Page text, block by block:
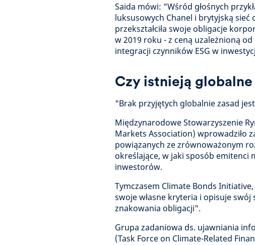
Saida mówi: "Wśród głośnych
luksusowych Chanel i brytyjską sieć
przekształciła swoje obligacje
w 2019 roku - z ceną uzależnioną
integracji czynników ESG w
Czy istnieją
"Brak przyjętych globalnie zasad
Międzynarodowe Stowarzyszenie
Markets Association) wprowadziło
powiązanych ze zrównoważonym
określające, w jaki sposób
inwestorów.
Tymczasem Climate Bonds
swoje własne kryteria i opisuje
znakowania obligacji".
Grupa zadaniowa ds. ujawniania
(Task Force on Climate-Related